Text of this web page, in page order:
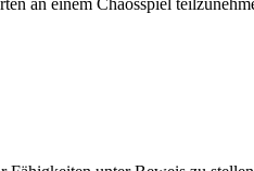
an einem Chaosspiel